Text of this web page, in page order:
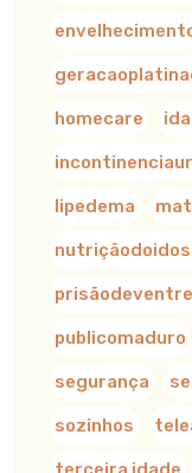
homecare
lipedema
prisãodeventre
publicomaduro
segurança
sozinhos